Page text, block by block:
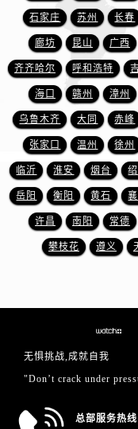
石家庄 苏州 长春
廊坊 昆山 广西
齐齐哈尔 呼和浩特
海口 赣州 漳州
乌鲁木齐 大同 赤峰
张家口 温州 徐州
临沂 淮安 烟台
岳阳 衡阳 黄石
许昌 南阳 常德
攀枝花 遵义
无惧挑战,成就自我
"Don’t crack under
总部服务热线